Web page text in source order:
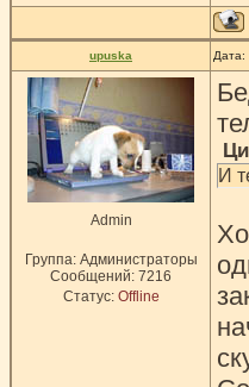
upuska
Admin
Группа: Администраторы
Сообщений: 7216
Статус: Offline
И